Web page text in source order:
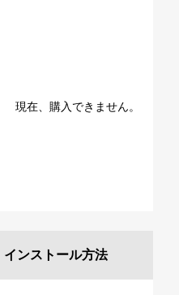
現在、購入できません。
インストール方法